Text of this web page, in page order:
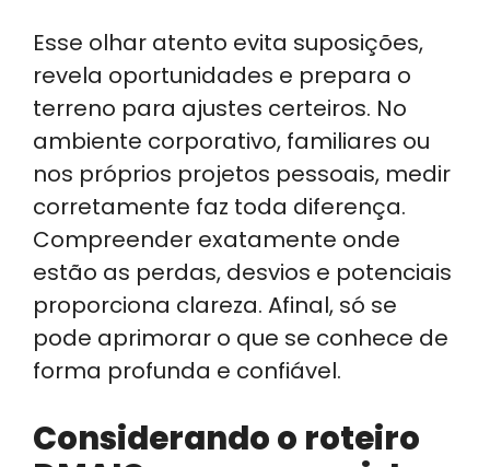
Esse olhar atento evita suposições,
revela oportunidades e prepara o
terreno para ajustes certeiros. No
ambiente corporativo, familiares ou
nos próprios projetos pessoais, medir
corretamente faz toda diferença.
Compreender exatamente onde
estão as perdas, desvios e potenciais
proporciona clareza. Afinal, só se
pode aprimorar o que se conhece de
forma profunda e confiável.
Considerando o roteiro